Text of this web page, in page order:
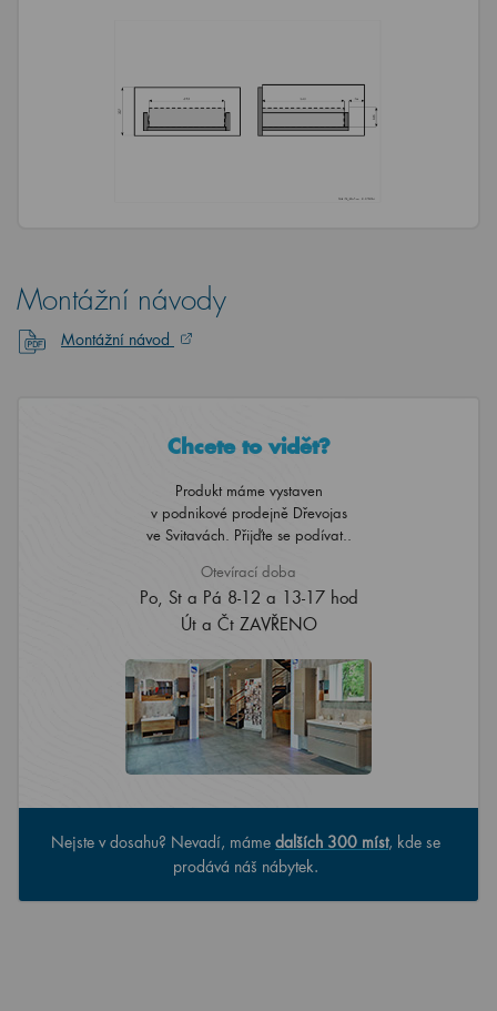
Montážní návody
Montážní návod
Chcete to vidět?
Produkt máme vystaven
v podnikové prodejně Dřevojas
ve Svitavách. Přijďte se podívat..
Otevírací doba
Po, St a Pá 8-12 a 13-17 hod
Út a Čt ZAVŘENO
Nejste v dosahu? Nevadí, máme dalších 300 míst, kde se
prodává náš nábytek.